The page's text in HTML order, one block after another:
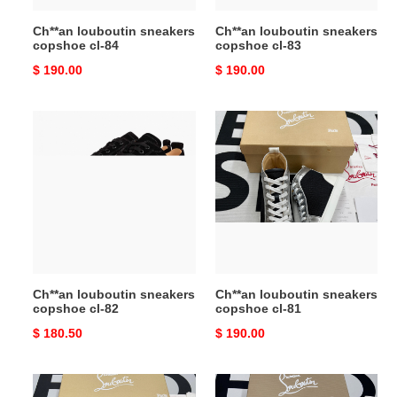
Ch**an louboutin sneakers
copshoe cl-84
Original
$ 190.00
Ch**an louboutin sneakers
copshoe cl-83
Original
$ 190.00
Ch**an louboutin sneakers
copshoe cl-82
Original
$ 180.50
Ch**an
louboutin
sneakers
copshoe
cl-
81
Ch**an louboutin sneakers
copshoe cl-81
Original
$ 190.00
Ch**an
Ch**an